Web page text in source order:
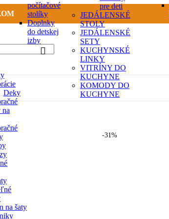
Deky
na
na šaty
počítačové
stolíky
Doplnky
do detskej
izby
pre deti
JEDÁLENSKÉ
STOLY
JEDÁLENSKÉ
SETY
KUCHYNSKÉ
LINKY
VITRÍNY DO
KUCHYNE
KOMODY DO
KUCHYNE
-31%